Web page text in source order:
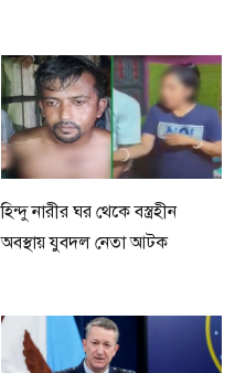
হিন্দু নারীর ঘর থেকে বস্ত্রহীন
অবস্থায় যুবদল নেতা আটক